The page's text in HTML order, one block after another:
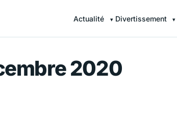
en continu
Actualité Divertissement
2020